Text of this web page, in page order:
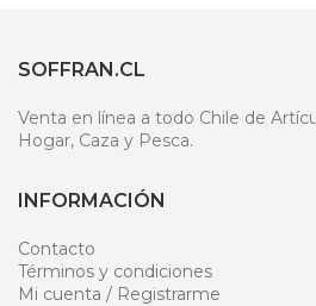
SOFFRAN.CL
Venta en línea a todo Chile de
Hogar, Caza y Pesca.
INFORMACIÓN
Contacto
Términos y condiciones
Mi cuenta / Registrarme